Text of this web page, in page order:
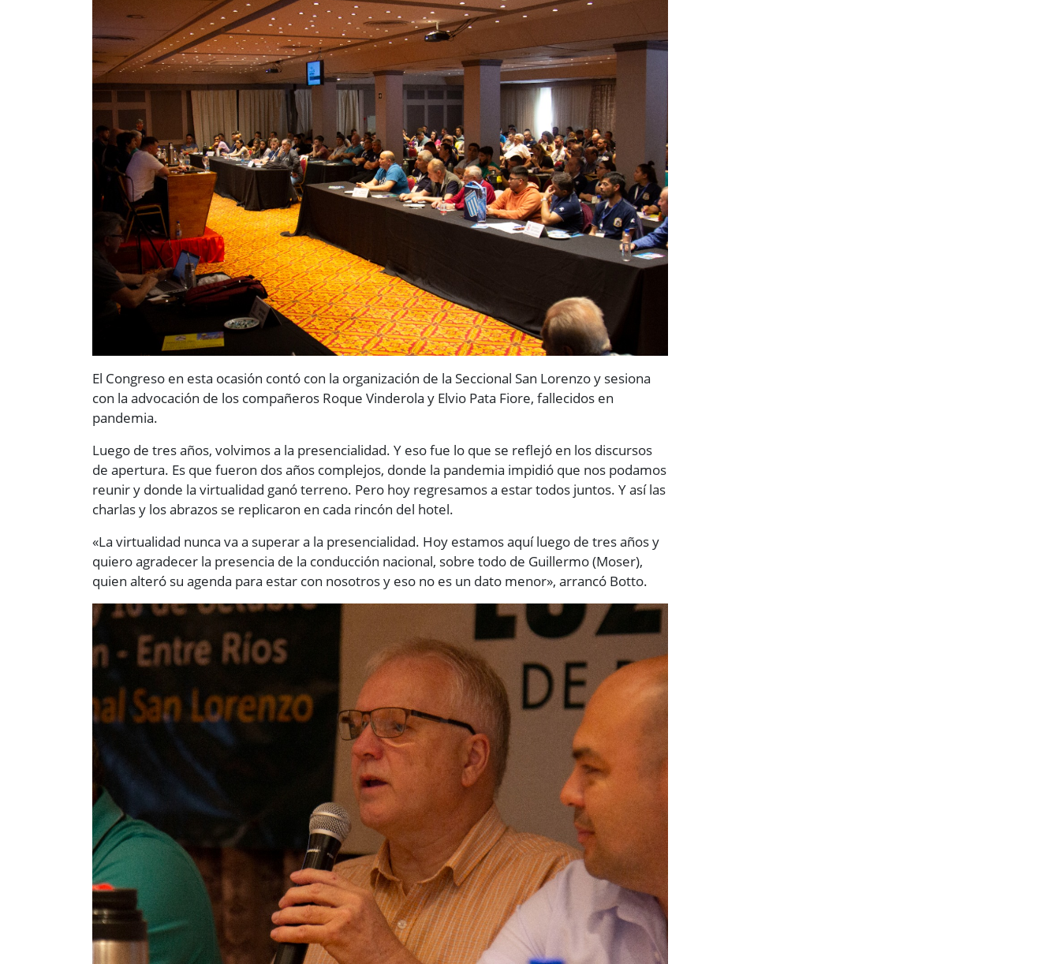
El Congreso en esta ocasión contó con la organización de la Seccional San Lorenzo y sesiona
con la advocación de los compañeros Roque Vinderola y Elvio Pata Fiore, fallecidos en
pandemia.
Luego de tres años, volvimos a la presencialidad. Y eso fue lo que se reflejó en los discursos
de apertura. Es que fueron dos años complejos, donde la pandemia impidió que nos podamos
reunir y donde la virtualidad ganó terreno. Pero hoy regresamos a estar todos juntos. Y así las
charlas y los abrazos se replicaron en cada rincón del hotel.
«La virtualidad nunca va a superar a la presencialidad. Hoy estamos aquí luego de tres años y
quiero agradecer la presencia de la conducción nacional, sobre todo de Guillermo (Moser),
quien alteró su agenda para estar con nosotros y eso no es un dato menor», arrancó Botto.